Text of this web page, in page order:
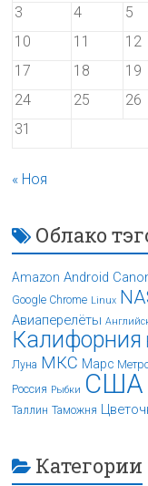
3
4 5
10
11 12
17
18 19
24
25 26
31
« Ноя
Облако
Amazon Android
Google Chrome Linux
Авиаперелёты
Калифорния
Луна МКС Марс
Россия Рыбки США
Таллин Таможня
Категории